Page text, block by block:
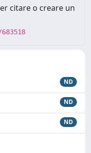
citare o creare un
ND
ND
ND